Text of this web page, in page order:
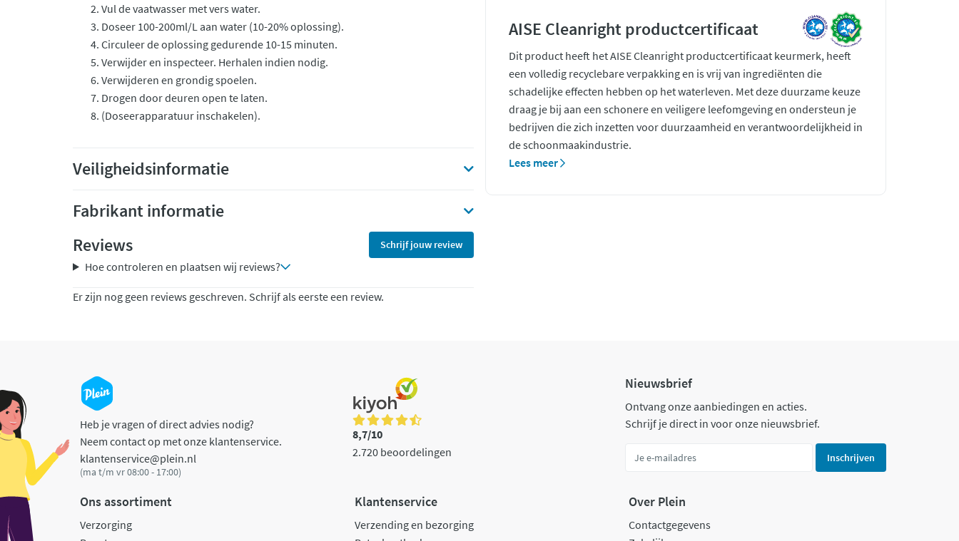
Vul de vaatwasser met vers water.
Doseer 100-200ml/L aan water (10-20% oplossing).
Circuleer de oplossing gedurende 10-15 minuten.
Verwijder en inspecteer. Herhalen indien nodig.
Verwijderen en grondig spoelen.
Drogen door deuren open te laten.
(Doseerapparatuur inschakelen).
Veiligheidsinformatie
Fabrikant informatie
Reviews
Schrijf jouw review
Hoe controleren en plaatsen wij reviews?
Er zijn nog geen reviews geschreven. Schrijf als eerste een review.
AISE Cleanright productcertificaat
Dit product heeft het AISE Cleanright productcertificaat keurmerk, heeft
een volledig recyclebare verpakking en is vrij van ingrediënten die
schadelijke effecten hebben op het waterleven. Met deze duurzame keuze
draag je bij aan een schonere en veiligere leefomgeving en ondersteun je
bedrijven die zich inzetten voor duurzaamheid en verantwoordelijkheid in
de schoonmaakindustrie.
Lees meer
Heb je vragen of direct advies nodig?
Neem contact op met onze klantenservice.
klantenservice@plein.nl
(ma t/m vr 08:00 - 17:00)
8,7/10
2.720 beoordelingen
Nieuwsbrief
Ontvang onze aanbiedingen en acties.
Schrijf je direct in voor onze nieuwsbrief.
Inschrijven
Ons assortiment
Verzorging
Klantenservice
Verzending en bezorging
Over Plein
Contactgegevens